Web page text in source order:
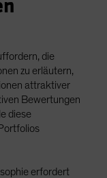
die
zu erläutern,
attraktiver
Bewertungen
diese
erfordert